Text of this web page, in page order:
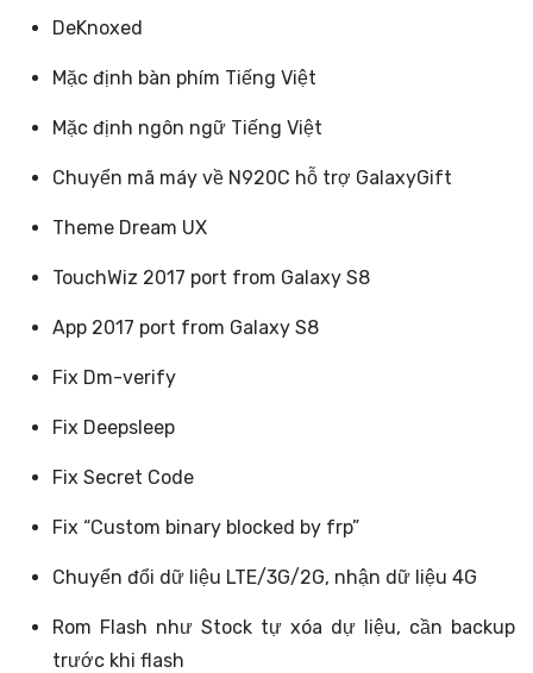
DeKnoxed
Mặc định bàn phím Tiếng Việt
Mặc định ngôn ngữ Tiếng Việt
Chuyển mã máy về N920C hỗ trợ GalaxyGift
Theme Dream UX
TouchWiz 2017 port from Galaxy S8
App 2017 port from Galaxy S8
Fix Dm-verify
Fix Deepsleep
Fix Secret Code
Fix “Custom binary blocked by frp”
Chuyển đổi dữ liệu LTE/3G/2G, nhận dữ liệu 4G
Rom Flash như Stock tự xóa dự liệu, cần backup
trước khi flash